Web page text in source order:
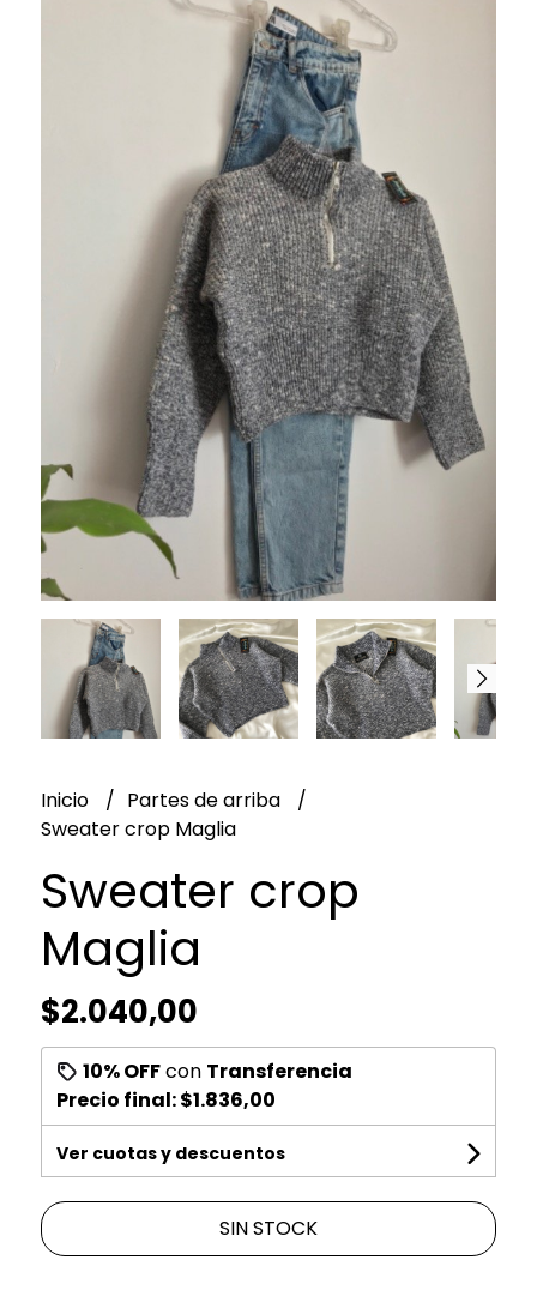
Inicio
Partes de arriba
Sweater crop Maglia
Sweater crop
Maglia
$2.040,00
10% OFFcon Transferencia
Precio final:$1.836,00
Ver cuotas y descuentos
SIN STOCK